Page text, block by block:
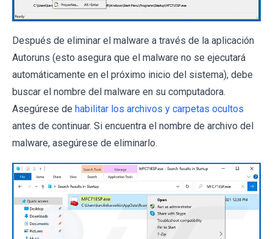
Después de eliminar el malware a través de la aplicación
Autoruns (esto asegura que el malware no se ejecutará
automáticamente en el próximo inicio del sistema), debe
buscar el nombre del malware en su computadora.
Asegúrese de habilitar los archivos y carpetas ocultos
antes de continuar. Si encuentra el nombre de archivo del
malware, asegúrese de eliminarlo.